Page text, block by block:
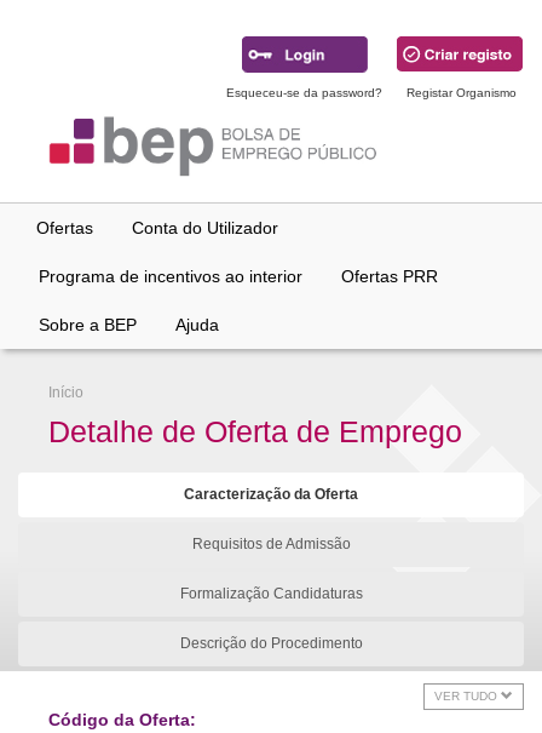
Esqueceu-se da password? Registar Organismo
Ofertas Conta do Utilizador
Programa de incentivos ao interior Ofertas PRR
Sobre a BEP Ajuda
Início
Detalhe de Oferta de Emprego
Caracterização da Oferta
Requisitos de Admissão
Formalização Candidaturas
Descrição do Procedimento
VER TUDO
Código da Oferta: